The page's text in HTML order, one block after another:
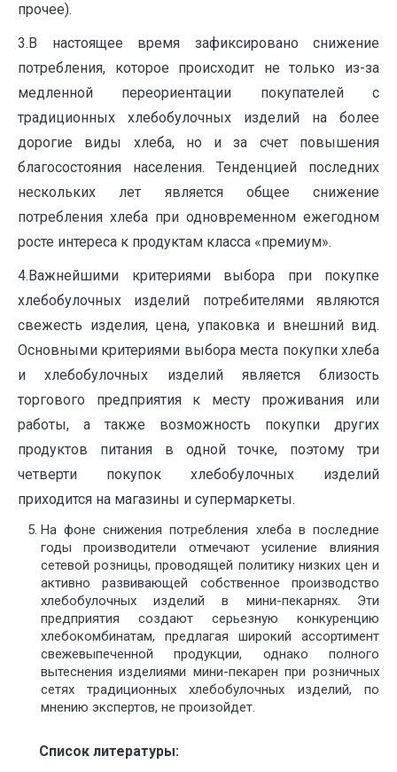
прочее).
3.В настоящее время зафиксировано снижение
потребления, которое происходит не только из-за
медленной переориентации покупателей с
традиционных хлебобулочных изделий на более
дорогие виды хлеба, но и за счет повышения
благосостояния населения. Тенденцией последних
нескольких лет является общее снижение
потребления хлеба при одновременном ежегодном
росте интереса к продуктам класса «премиум».
4.Важнейшими критериями выбора при покупке
хлебобулочных изделий потребителями являются
свежесть изделия, цена, упаковка и внешний вид.
Основными критериями выбора места покупки хлеба
и хлебобулочных изделий является близость
торгового предприятия к месту проживания или
работы, а также возможность покупки других
продуктов питания в одной точке, поэтому три
четверти покупок хлебобулочных изделий
приходится на магазины и супермаркеты.
На фоне снижения потребления хлеба в последние
годы производители отмечают усиление влияния
сетевой розницы, проводящей политику низких цен и
активно развивающей собственное производство
хлебобулочных изделий в мини-пекарнях. Эти
предприятия создают серьезную конкуренцию
хлебокомбинатам, предлагая широкий ассортимент
свежевыпеченной продукции, однако полного
вытеснения изделиями мини-пекарен при розничных
сетях традиционных хлебобулочных изделий, по
мнению экспертов, не произойдет.
Список литературы: